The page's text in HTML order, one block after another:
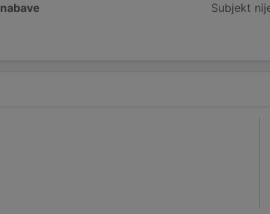
Subjekt